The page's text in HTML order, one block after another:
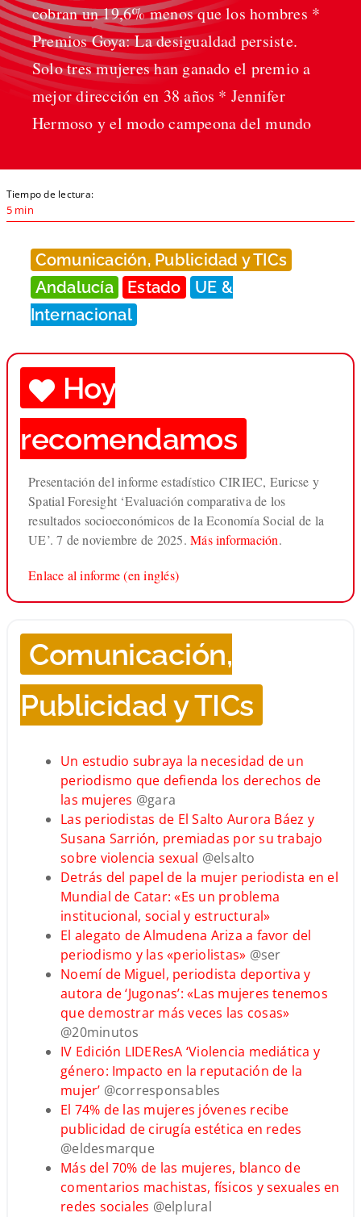
cobran un 19,6% menos que los hombres *
Premios Goya: La desigualdad persiste.
Solo tres mujeres han ganado el premio a
mejor dirección en 38 años * Jennifer
Hermoso y el modo campeona del mundo
Tiempo de lectura:
5 min
Comunicación, Publicidad y TICs
Andalucía
Estado
UE &
Internacional
Hoy
recomendamos
Presentación del informe estadístico CIRIEC, Euricse y
Spatial Foresight ‘Evaluación comparativa de los
resultados socioeconómicos de la Economía Social de la
UE’. 7 de noviembre de 2025.Más información.
Enlace al informe (en inglés)
Comunicación,
Publicidad y TICs
Un estudio subraya la necesidad de un
periodismo que defienda los derechos de
las mujeres @gara
Las periodistas de El Salto Aurora Báez y
Susana Sarrión, premiadas por su trabajo
sobre violencia sexual @elsalto
Detrás del papel de la mujer periodista en el
Mundial de Catar: «Es un problema
institucional, social y estructural»
El alegato de Almudena Ariza a favor del
periodismo y las «periolistas» @ser
Noemí de Miguel, periodista deportiva y
autora de ‘Jugonas’: «Las mujeres tenemos
que demostrar más veces las cosas»
@20minutos
IV Edición LIDEResA ‘Violencia mediática y
género: Impacto en la reputación de la
mujer’ @corresponsables
El 74% de las mujeres jóvenes recibe
publicidad de cirugía estética en redes
@eldesmarque
Más del 70% de las mujeres, blanco de
comentarios machistas, físicos y sexuales en
redes sociales @elplural